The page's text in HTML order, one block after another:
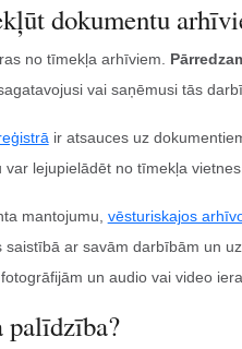
dokumentu
no tīmekļa arhīviem.
vai saņēmusi tās
ir atsauces uz
lejupielādēt no tīmekļa vietnes.
mantojumu, vēsturiskajos
saistībā ar savām darbībām un
un audio vai video
palīdzība?